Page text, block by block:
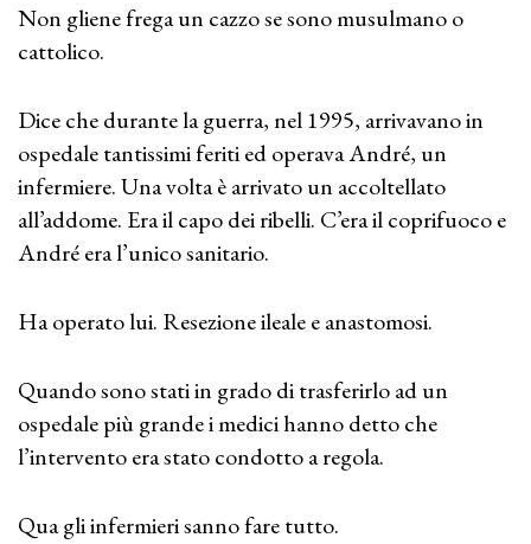
Non gliene frega un cazzo se sono musulmano o
cattolico.
Dice che durante la guerra, nel 1995, arrivavano in
ospedale tantissimi feriti ed operava André, un
infermiere. Una volta è arrivato un accoltellato
all’addome. Era il capo dei ribelli. C’era il coprifuoco e
André era l’unico sanitario.
Ha operato lui. Resezione ileale e anastomosi.
Quando sono stati in grado di trasferirlo ad un
ospedale più grande i medici hanno detto che
l’intervento era stato condotto a regola.
Qua gli infermieri sanno fare tutto.